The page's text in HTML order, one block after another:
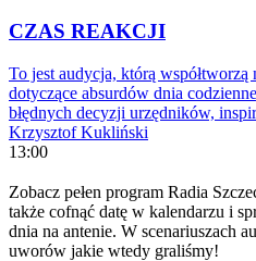
CZAS REAKCJI
To jest audycja, którą współtworzą
dotyczące absurdów dnia
błędnych decyzji urzędników,
Krzysztof Kukliński
13:00
Zobacz pełen program Radia
także cofnąć datę w kalendarzu i
dnia na antenie. W scenariuszach
uworów jakie wtedy graliśmy!